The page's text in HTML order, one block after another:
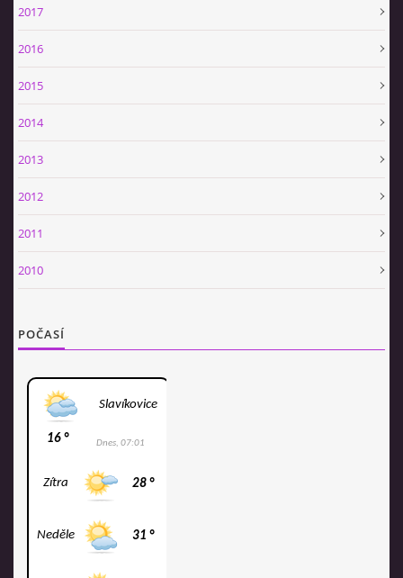
© 2026 eStránky.cz
2017
2016
2015
2014
2013
2012
2011
2010
POČASÍ